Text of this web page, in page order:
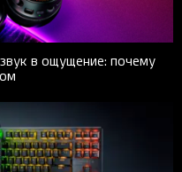
в ощущение: почему